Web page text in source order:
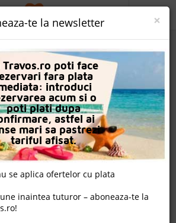
Mitsis Rinela Beach
Grecia
Khánion, 71500, Grecia
×
te la newsletter
Travos.ro poti face
fara plata
introduci
acum si o
poti plati dupa
astfel ai
mari sa pastrezi
tariful afisat.
se aplica ofertelor cu plata
inaintea tuturor – aboneaza-te la